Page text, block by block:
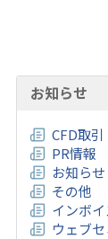
お知らせ
CFD取引
PR情報
お知らせ
その他
インボ
ウェブ